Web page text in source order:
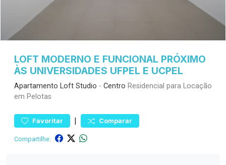
LOFT MODERNO E FUNCIONAL PRÓXIMO
ÀS UNIVERSIDADES UFPEL E UCPEL
Apartamento Loft Studio - Centro Residencial para Locação
em Pelotas
Favoritar | Comparar
Compartilhe: